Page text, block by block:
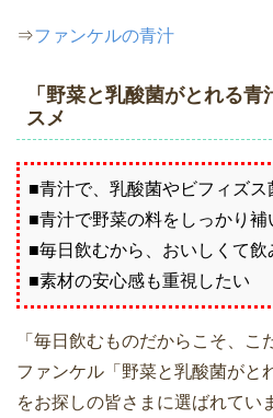
⇒ファンケルの青汁
「野菜と乳酸菌がとれる
スメ
■青汁で、乳酸菌やビフィズ
■青汁で野菜の料をしっかり補
■毎日飲むから、おいしくて
■素材の安心感も重視したい
「毎日飲むものだからこそ、こ
ファンケル「野菜と乳酸菌がと
をお探しの皆さまに選ばれてい